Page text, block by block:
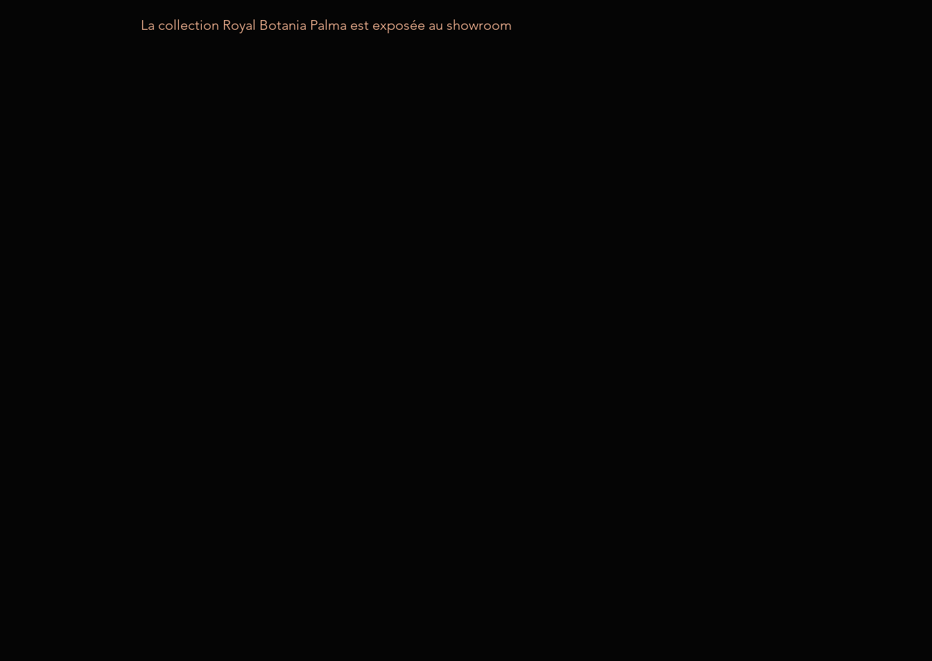
La collection Royal Botania Palma est exposée au showroom